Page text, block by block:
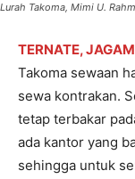
Lurah Takoma, Mimi U.
TERNATE,
Takoma sewaan
sewa kontrakan.
tetap terbakar
ada kantor yang
sehingga untuk